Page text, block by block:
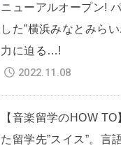
ニューアルオープン!
した”横浜みなとみら
力に迫る…!
2022.11.08
【音楽留学のHOW
た留学先”スイス”。言